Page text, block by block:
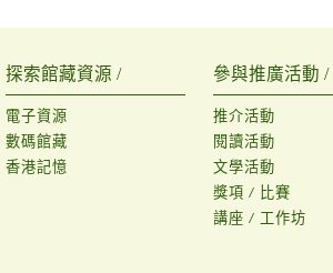
探索館藏資源 /
電子資源
數碼館藏
香港記憶
參與推廣活動 /
推介活動
閱讀活動
文學活動
獎項 / 比賽
講座 / 工作坊